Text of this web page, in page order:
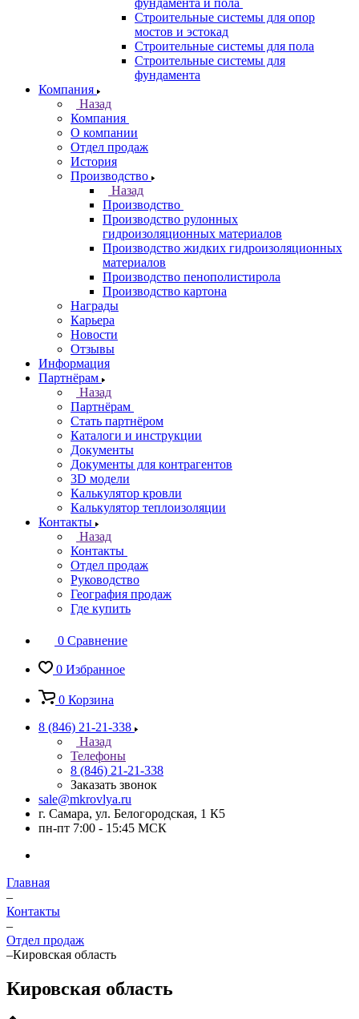
фундамента и пола
Строительные системы для опор
мостов и эстокад
Строительные системы для пола
Строительные системы для
фундамента
Компания
Назад
Компания
О компании
Отдел продаж
История
Производство
Назад
Производство
Производство рулонных
гидроизоляционных материалов
Производство жидких гидроизоляционных
материалов
Производство пенополистирола
Производство картона
Награды
Карьера
Новости
Отзывы
Информация
Партнёрам
Назад
Партнёрам
Стать партнёром
Каталоги и инструкции
Документы
Документы для контрагентов
3D модели
Калькулятор кровли
Калькулятор теплоизоляции
Контакты
Назад
Контакты
Отдел продаж
Руководство
География продаж
Где купить
0 Сравнение
0 Избранное
0 Корзина
8 (846) 21-21-338
Назад
Телефоны
8 (846) 21-21-338
Заказать звонок
sale@mkrovlya.ru
г. Самара, ул. Белогородская, 1 К5
пн-пт 7:00 - 15:45 МСК
Главная
–
Контакты
–
Отдел продаж
–Кировская область
Кировская область